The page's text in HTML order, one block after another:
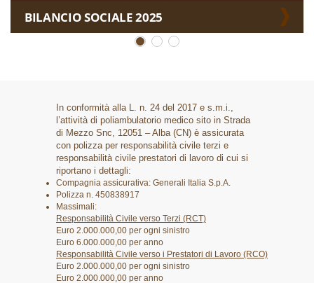
BILANCIO SOCIALE 2025
In conformità alla L. n. 24 del 2017 e s.m.i.,
l’attività di poliambulatorio medico sito in Strada
di Mezzo Snc, 12051 – Alba (CN) è assicurata
con polizza per responsabilità civile terzi e
responsabilità civile prestatori di lavoro di cui si
riportano i dettagli:
Compagnia assicurativa: Generali Italia S.p.A.
Polizza n. 450838917
Massimali:
Responsabilità Civile verso Terzi (RCT)
Euro 2.000.000,00 per ogni sinistro
Euro 6.000.000,00 per anno
Responsabilità Civile verso i Prestatori di Lavoro (RCO)
Euro 2.000.000,00 per ogni sinistro
Euro 2.000.000,00 per anno